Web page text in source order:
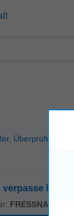
Überprüfen
kein
FRESSNAPF